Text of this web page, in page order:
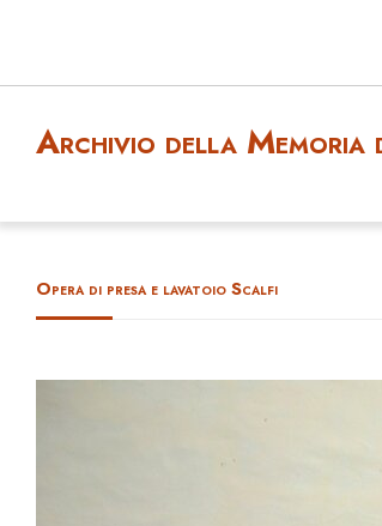
Archivio della Memoria
Opera di presa e lavatoio Scalfi